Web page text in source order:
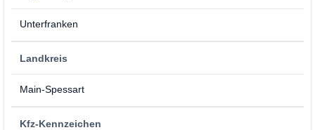
Unterfranken
Landkreis
Main-Spessart
Kfz-Kennzeichen